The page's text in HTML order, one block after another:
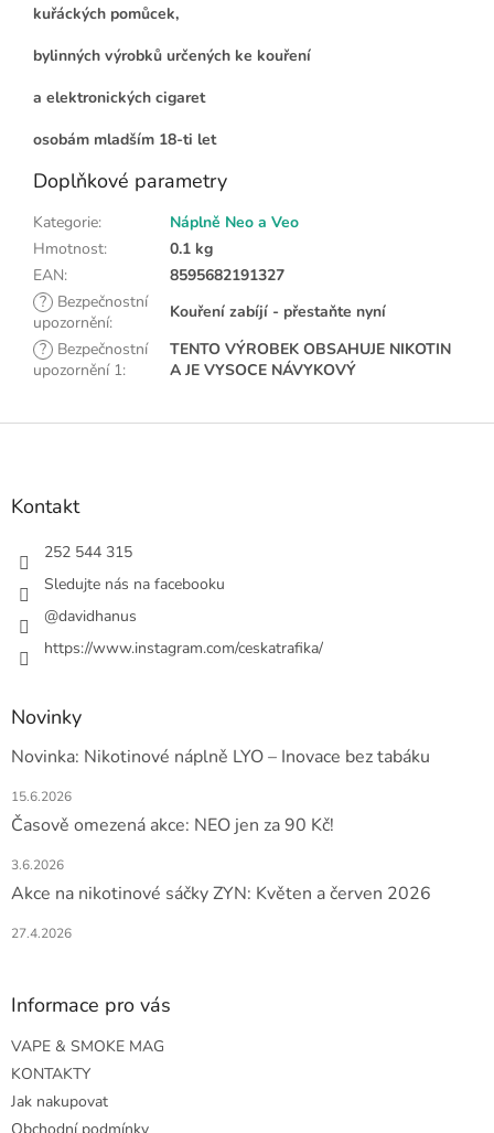
kuřáckých pomůcek,
bylinných výrobků určených ke kouření
a elektronických cigaret
osobám mladším 18-ti let
Doplňkové parametry
Kategorie:
Náplně Neo a Veo
Hmotnost:
0.1 kg
EAN:
8595682191327
? Bezpečnostní
upozornění:
Kouření zabíjí - přestaňte nyní
? Bezpečnostní
upozornění 1:
TENTO VÝROBEK OBSAHUJE NIKOTIN
A JE VYSOCE NÁVYKOVÝ
Z
Kontakt
252 544 315
Sledujte nás na facebooku
@davidhanus
https://www.instagram.com/ceskatrafika/
Novinky
Novinka: Nikotinové náplně LYO – Inovace bez tabáku
15.6.2026
Časově omezená akce: NEO jen za 90 Kč!
3.6.2026
Akce na nikotinové sáčky ZYN: Květen a červen 2026
27.4.2026
Informace pro vás
VAPE & SMOKE MAG
KONTAKTY
Jak nakupovat